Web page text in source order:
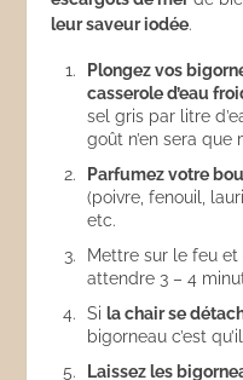
leur saveur iodée.
Plongez vos
casserole d’eau
sel gris par litre
goût n’en sera que
Parfumez votre
(poivre, fenouil,
etc.
Mettre sur le feu et
attendre 3 – 4
Si la chair se
bigorneau c’est
Laissez les